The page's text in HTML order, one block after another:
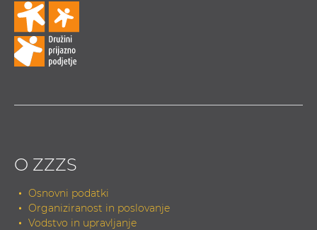
O ZZZS
Osnovni podatki
Organiziranost in poslovanje
Vodstvo in upravljanje